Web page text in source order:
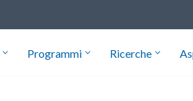
Programmi Ricerche